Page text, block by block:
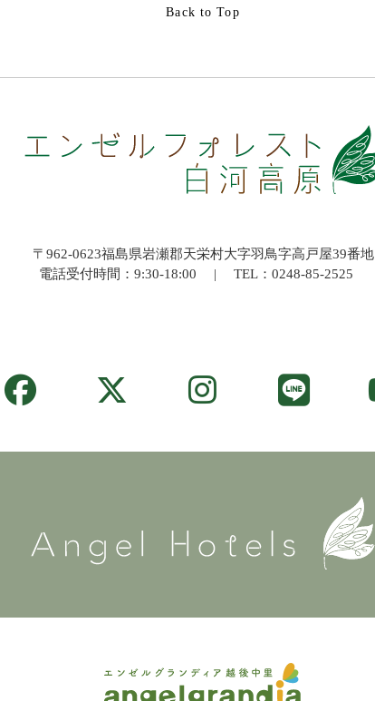
Back to Top
〒962-0623福島県岩瀬郡天栄村大字羽鳥字高戸屋39番地
電話受付時間：9:30-18:00 | TEL： 0248-85-2525